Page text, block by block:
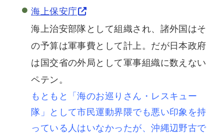
海上保安庁
海上治安部隊として組織され、諸外国はそ
の予算は軍事費として計上。だが日本政府
は国交省の外局として軍事組織に数えない
ペテン。
もともと「海のお巡りさん・レスキュー
隊」として市民運動界隈でも悪い印象を持
っている人はいなかったが、沖縄辺野古で